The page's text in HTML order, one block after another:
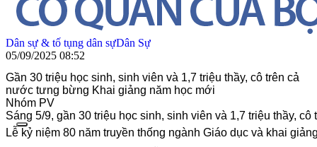
Dân sự & tố tụng dân sựDân Sự
05/09/2025 08:52
Gần 30 triệu học sinh, sinh viên và 1,7 triệu thầy, cô trên cả
nước tưng bừng Khai giảng năm học mới
Nhóm PV
Sáng 5/9, gần 30 triệu học sinh, sinh viên và 1,7 triệu thầy,
Lễ kỷ niệm 80 năm truyền thống ngành Giáo dục và khai